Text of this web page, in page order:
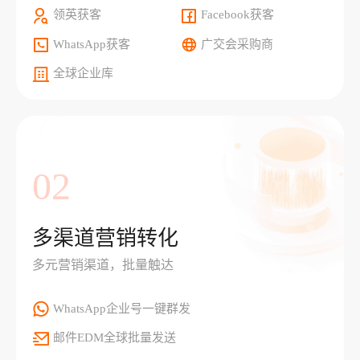
领英获客 Facebook获客
WhatsApp获客 广交会采购商
全球企业库
02
多渠道营销转化
多元营销渠道，批量触达
WhatsApp企业号一键群发
邮件EDM全球批量发送